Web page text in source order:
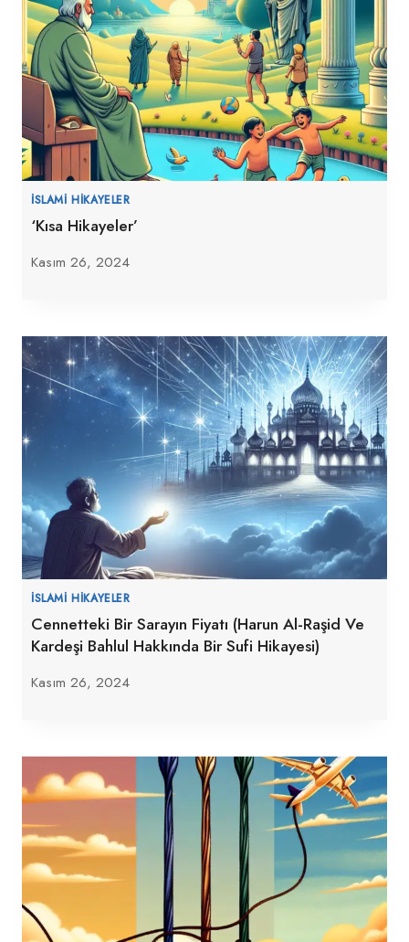
İSLAMI HIKAYELER
‘Kısa Hikayeler’
Kasım 26, 2024
İSLAMI HIKAYELER
Cennetteki Bir Sarayın Fiyatı (Harun Al-Raşid Ve
Kardeşi Bahlul Hakkında Bir Sufi Hikayesi)
Kasım 26, 2024